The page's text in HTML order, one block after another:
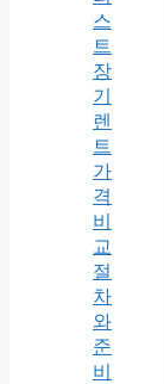
스
트
장
기
렌
트
가
격
비
교
절
차
와
준
비